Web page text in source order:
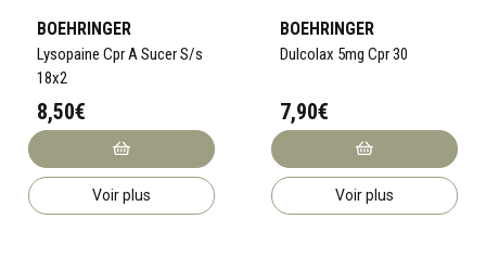
BOEHRINGER
Lysopaine Cpr A Sucer S/s
18x2
8,50€
Voir plus
BOEHRINGER
Dulcolax 5mg Cpr 30
7,90€
Voir plus